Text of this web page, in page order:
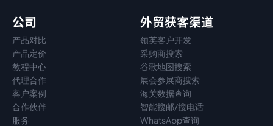
公司
产品对比
产品定价
教程中心
代理合作
客户案例
合作伙伴
服务
外贸获客渠道
领英客户开发
采购商搜索
谷歌地图搜索
展会参展商搜索
海关数据查询
智能搜邮/搜电话
WhatsApp查询